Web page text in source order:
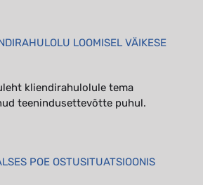
LOOMISEL VÄIKESE
kliendirahulolule tema
teenindusettevõtte puhul.
POE OSTUSITUATSIOONIS